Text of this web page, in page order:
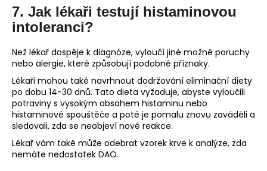
7. Jak lékaři testují histaminovou
intoleranci?
Než lékař dospěje k diagnóze, vyloučí jiné možné poruchy
nebo alergie, které způsobují podobné příznaky.
Lékaři mohou také navrhnout dodržování eliminační diety
po dobu 14-30 dnů. Tato dieta vyžaduje, abyste vyloučili
potraviny s vysokým obsahem histaminu nebo
histaminové spouštěče a poté je pomalu znovu zaváděli a
sledovali, zda se neobjeví nové reakce.
Lékař vám také může odebrat vzorek krve k analýze, zda
nemáte nedostatek DAO.